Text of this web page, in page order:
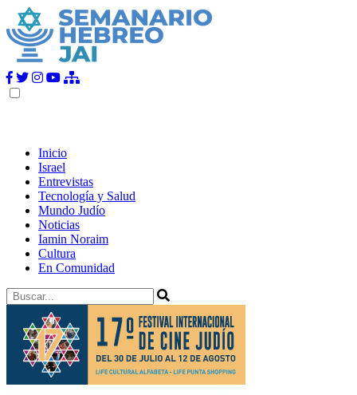
Inicio
Israel
Entrevistas
Tecnología y Salud
Mundo Judío
Noticias
Iamin Noraim
Cultura
En Comunidad